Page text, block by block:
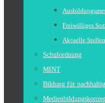
Freiwilliges
Aktuelle
Schulordnung
MINT
Bildung für